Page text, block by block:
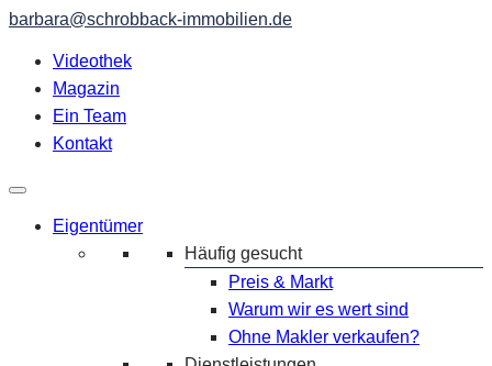
barbara@schrobback-immobilien.de
Videothek
Magazin
Ein Team
Kontakt
Eigentümer
Häufig gesucht
Preis & Markt
Warum wir es wert sind
Ohne Makler verkaufen?